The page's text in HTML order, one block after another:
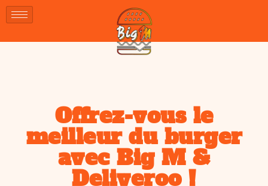
Offrez-vous le
meilleur du burger
avec Big M &
Deliveroo !